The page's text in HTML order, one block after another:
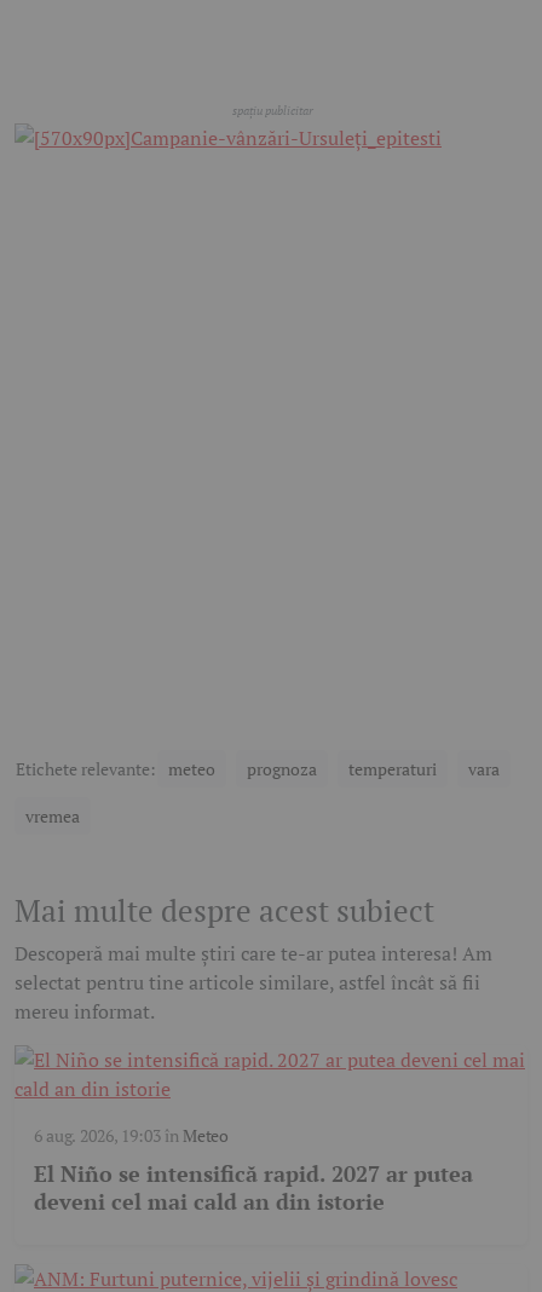
Etichete relevante: meteo prognoza temperaturi vara
vremea
Mai multe despre acest subiect
Descoperă mai multe știri care te-ar putea interesa! Am
selectat pentru tine articole similare, astfel încât să fii
mereu informat.
6 aug. 2026, 19:03în Meteo
El Niño se intensifică rapid. 2027 ar putea
deveni cel mai cald an din istorie